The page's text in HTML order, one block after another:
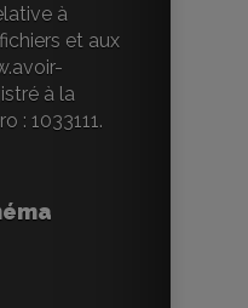
à
et aux
à la
: 1033111.